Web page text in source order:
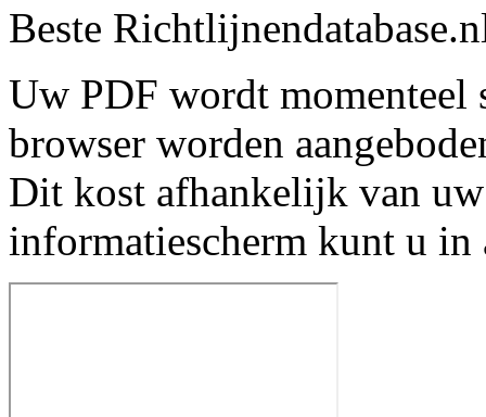
Beste
Uw PDF wordt momenteel
browser worden
Dit kost afhankelijk van
informatiescherm kunt u